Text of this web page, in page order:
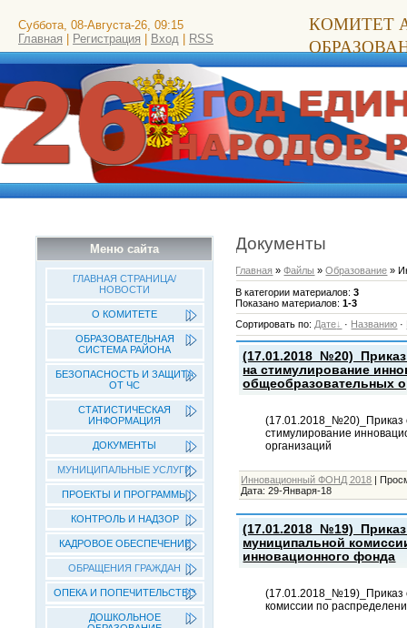
КОМИТЕТ
Суббота, 08-Августа-26, 09:15
Главная
Регистрация Вход RSS
Меню сайта
ГЛАВНАЯ СТРАНИЦА/
НОВОСТИ
О КОМИТЕТЕ
ОБРАЗОВАТЕЛЬНАЯ
СИСТЕМА РАЙОНА
БЕЗОПАСНОСТЬ И ЗАЩИТА
ОТ ЧС
СТАТИСТИЧЕСКАЯ
ИНФОРМАЦИЯ
ДОКУМЕНТЫ
МУНИЦИПАЛЬНЫЕ УСЛУГИ
ПРОЕКТЫ И ПРОГРАММЫ
КОНТРОЛЬ И НАДЗОР
КАДРОВОЕ ОБЕСПЕЧЕНИЕ
ОБРАЩЕНИЯ ГРАЖДАН
ОПЕКА И ПОПЕЧИТЕЛЬСТВО
ДОШКОЛЬНОЕ
Документы
Главная »Файлы »Образование »
В категории материалов:3
Показано материалов:1-3
Сортировать по: Дате · Названию ·
на стимулирование
общеобразовательных
(17.01.2018_№20)_Приказ
стимулирование
организаций
Инновационный ФОНД 2018
Дата: 29-Января-18
муниципальной
инновационного фонда
(17.01.2018_№19)_Приказ
комиссии по